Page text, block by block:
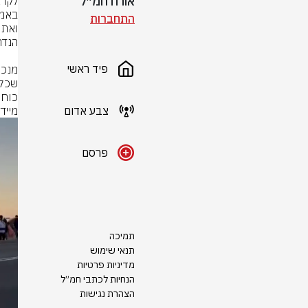
התחברות
פיד ראשי
צבע אדום
פרסם
תמיכה
תנאי שימוש
מדיניות פרטיות
הנחיות לכתבי חמ״ל
הצהרת נגישות